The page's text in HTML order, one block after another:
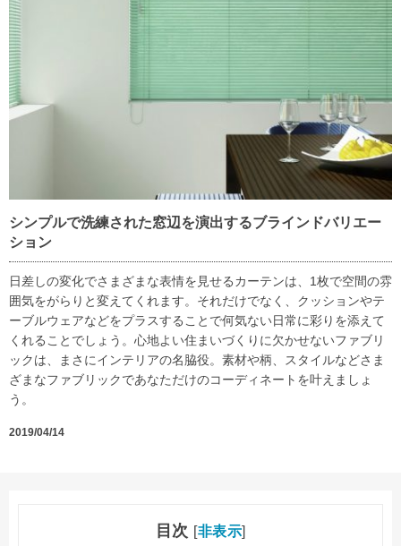
シンプルで洗練された窓辺を演出するブラインドバリエー
ション
日差しの変化でさまざまな表情を見せるカーテンは、1枚で空間の雰
囲気をがらりと変えてくれます。それだけでなく、クッションやテ
ーブルウェアなどをプラスすることで何気ない日常に彩りを添えて
くれることでしょう。心地よい住まいづくりに欠かせないファブリ
ックは、まさにインテリアの名脇役。素材や柄、スタイルなどさま
ざまなファブリックであなただけのコーディネートを叶えましょ
う。
2019/04/14
目次 [非表示]